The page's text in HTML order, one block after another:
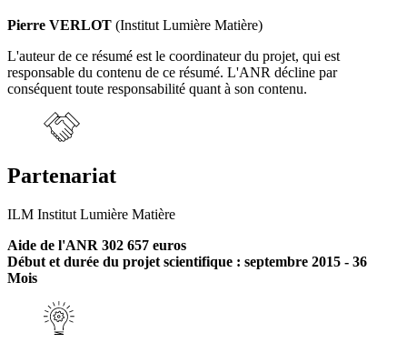
Pierre VERLOT (Institut Lumière Matière)
L'auteur de ce résumé est le coordinateur du projet, qui est
responsable du contenu de ce résumé. L'ANR décline par
conséquent toute responsabilité quant à son contenu.
Partenariat
ILM Institut Lumière Matière
Aide de l'ANR 302 657 euros
Début et durée du projet scientifique : septembre 2015 - 36
Mois